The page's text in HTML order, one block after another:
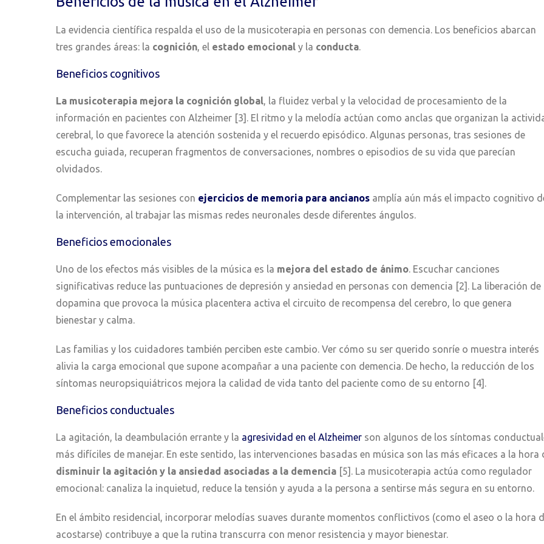
La evidencia científica respalda el uso de la musicoterapia en personas con demencia. Los beneficios abarcan
tres grandes áreas: la cognición, el estado emocional y la conducta.
Beneficios cognitivos
La musicoterapia mejora la cognición global, la fluidez verbal y la velocidad de procesamiento de la
información en pacientes con Alzheimer [3]. El ritmo y la melodía actúan como anclas que organizan la
cerebral, lo que favorece la atención sostenida y el recuerdo episódico. Algunas personas, tras sesiones de
escucha guiada, recuperan fragmentos de conversaciones, nombres o episodios de su vida que parecían
olvidados.
Complementar las sesiones con ejercicios de memoria para ancianos amplía aún más el impacto cognitivo
la intervención, al trabajar las mismas redes neuronales desde diferentes ángulos.
Beneficios emocionales
Uno de los efectos más visibles de la música es la mejora del estado de ánimo. Escuchar canciones
significativas reduce las puntuaciones de depresión y ansiedad en personas con demencia [2]. La liberación de
dopamina que provoca la música placentera activa el circuito de recompensa del cerebro, lo que genera
bienestar y calma.
Las familias y los cuidadores también perciben este cambio. Ver cómo su ser querido sonríe o muestra interés
alivia la carga emocional que supone acompañar a una paciente con demencia. De hecho, la reducción de los
síntomas neuropsiquiátricos mejora la calidad de vida tanto del paciente como de su entorno [4].
Beneficios conductuales
La agitación, la deambulación errante y la agresividad en el Alzheimer son algunos de los síntomas
más difíciles de manejar. En este sentido, las intervenciones basadas en música son las más eficaces a la hora
disminuir la agitación y la ansiedad asociadas a la demencia [5]. La musicoterapia actúa como regulador
emocional: canaliza la inquietud, reduce la tensión y ayuda a la persona a sentirse más segura en su entorno.
En el ámbito residencial, incorporar melodías suaves durante momentos conflictivos (como el aseo o la hora
acostarse) contribuye a que la rutina transcurra con menor resistencia y mayor bienestar.